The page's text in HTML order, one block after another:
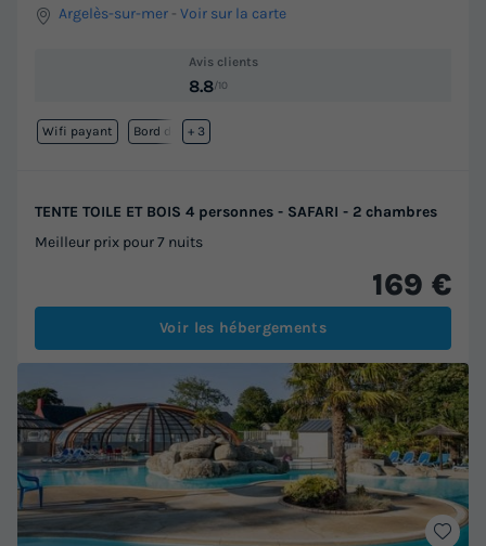
Argelès-sur-mer -Voir sur la carte
Avis clients
8.8/10
Wifi payant Bord de mer
+ 3
TENTE TOILE ET BOIS 4 personnes - SAFARI - 2 chambres
Meilleur prix pour 7 nuits
169 €
Voir les hébergements